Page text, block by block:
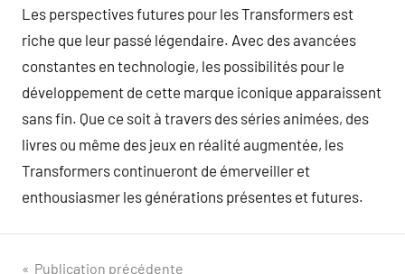
Les perspectives futures pour les Transformers est
riche que leur passé légendaire. Avec des avancées
constantes en technologie, les possibilités pour le
développement de cette marque iconique apparaissent
sans fin. Que ce soit à travers des séries animées, des
livres ou même des jeux en réalité augmentée, les
Transformers continueront de émerveiller et
enthousiasmer les générations présentes et futures.
Publication précédente